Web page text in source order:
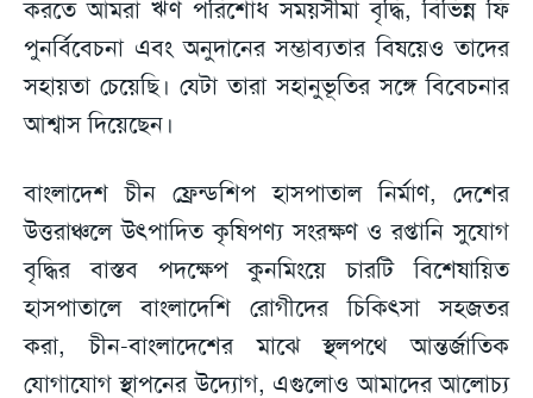
করতে আমরা ঋণ পরিশোধ সময়সীমা বৃদ্ধি, বিভিন্ন ফি
পুনর্বিবেচনা এবং অনুদানের সম্ভাব্যতার বিষয়েও তাদের
সহায়তা চেয়েছি। যেটা তারা সহানুভূতির সঙ্গে বিবেচনার
আশ্বাস দিয়েছেন।
বাংলাদেশ চীন ফ্রেন্ডশিপ হাসপাতাল নির্মাণ, দেশের
উত্তরাঞ্চলে উৎপাদিত কৃষিপণ্য সংরক্ষণ ও রপ্তানি সুযোগ
বৃদ্ধির বাস্তব পদক্ষেপ কুনমিংয়ে চারটি বিশেষায়িত
হাসপাতালে বাংলাদেশি রোগীদের চিকিৎসা সহজতর
করা, চীন-বাংলাদেশের মাঝে স্থলপথে আন্তর্জাতিক
যোগাযোগ স্থাপনের উদ্যোগ, এগুলোও আমাদের আলোচ্য